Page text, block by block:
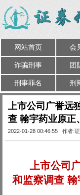
网站首页 会
诈骗刑事 团
刑事罪名 刑
上市公司广誉远
查 翰宇药业原正
2022-01-28 00:46:55 作者:
上市公司
和监察调查